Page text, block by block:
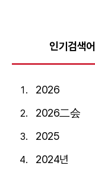
인기검색어
2026
2026二会
2025
2024년